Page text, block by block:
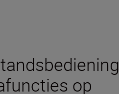
op